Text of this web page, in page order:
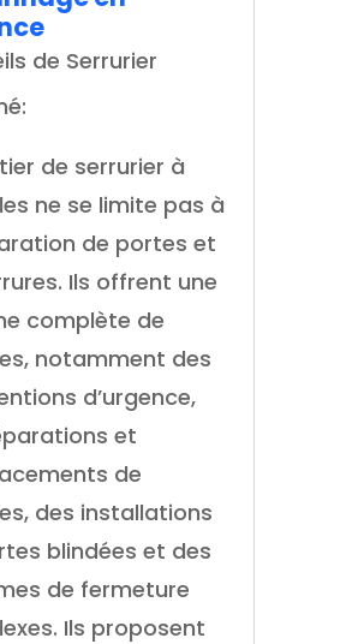
de Serrurier
de serrurier à
ne se limite pas à
de portes et
Ils offrent une
complète de
notamment des
d’urgence,
et
de
des installations
blindées et des
de fermeture
Ils proposent